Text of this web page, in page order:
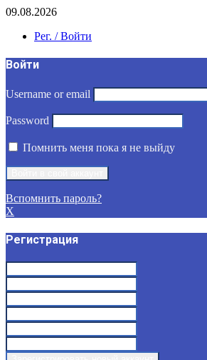
09.08.2026
Рег. / Войти
Войти
Username or email
Password
Помнить меня пока я не выйду
Вспомнить пароль?
X
Регистрация